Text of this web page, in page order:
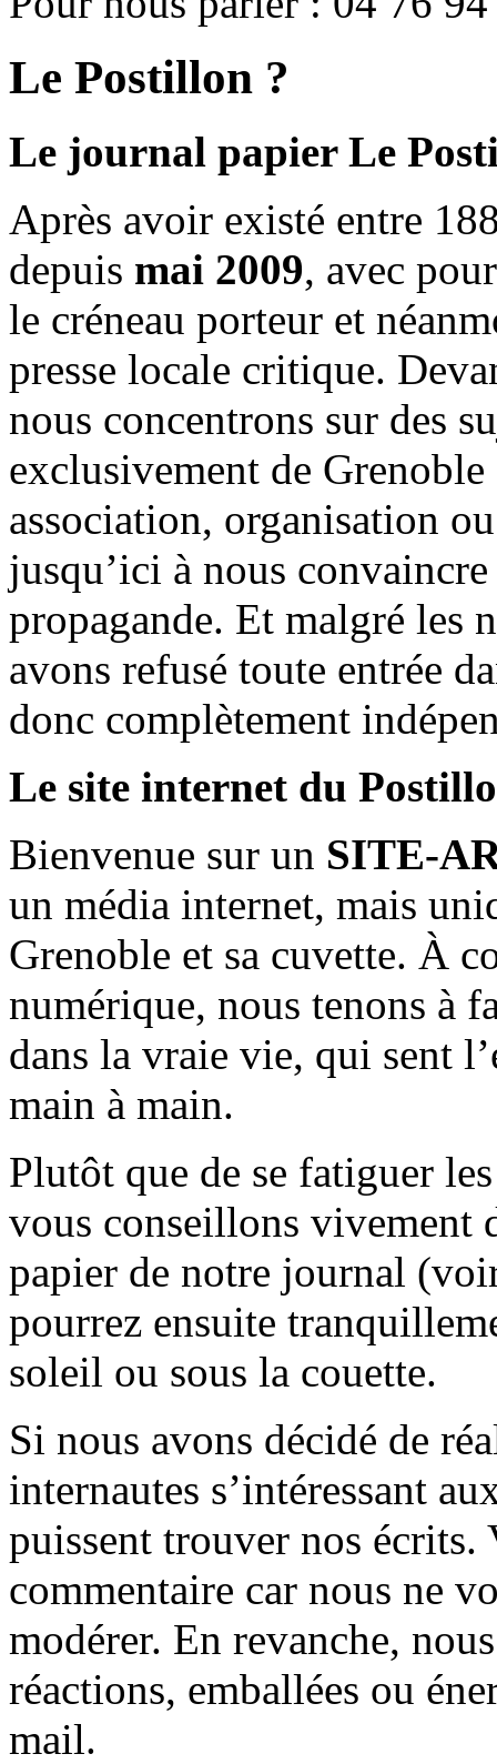
Le Postillon ?
Le journal papier Le
Après avoir existé entre
depuis mai 2009, avec
le créneau porteur et
presse locale critique.
nous concentrons sur des
exclusivement de
association, organisation
jusqu’ici à nous
propagande. Et malgré les
avons refusé toute entrée
donc complètement
Le site internet du
Bienvenue sur un SITE-
un média internet, mais
Grenoble et sa cuvette. À
numérique, nous tenons à
dans la vraie vie, qui sent
main à main.
Plutôt que de se fatiguer
vous conseillons vivement
papier de notre journal
pourrez ensuite
soleil ou sous la couette.
Si nous avons décidé de
internautes s’intéressant
puissent trouver nos écrits.
commentaire car nous ne
modérer. En revanche,
réactions, emballées ou
mail.